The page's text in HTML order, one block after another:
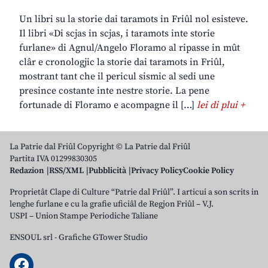
Un libri su la storie dai taramots in Friûl nol esisteve.
Il libri «Di scjas in scjas, i taramots inte storie
furlane» di Agnul/Angelo Floramo al ripasse in mût
clâr e cronologjic la storie dai taramots in Friûl,
mostrant tant che il pericul sismic al sedi une
presince costante inte nestre storie. La pene
fortunade di Floramo e acompagne il […] lei di plui +
La Patrie dal Friûl Copyright © La Patrie dal Friûl
Partita IVA 01299830305
Redazion RSS/XML Pubblicità Privacy PolicyCookie Policy
Proprietât Clape di Culture “Patrie dal Friûl”. I articui a son scrits in
lenghe furlane e cu la grafie uficiâl de Regjon Friûl – V.J.
USPI – Union Stampe Periodiche Taliane
ENSOUL srl-Grafiche GTower Studio